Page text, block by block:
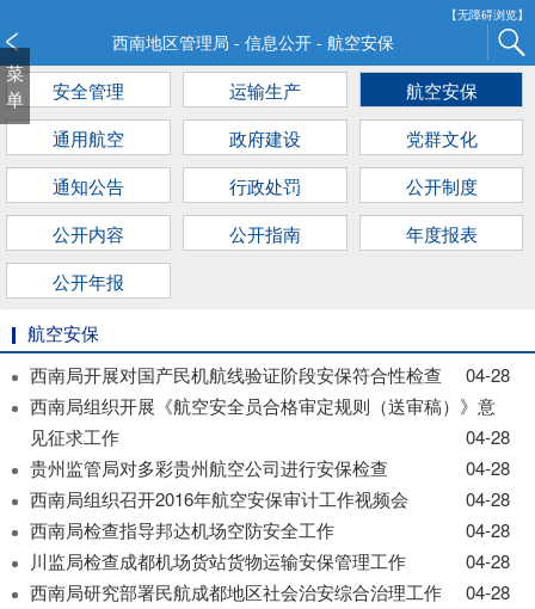
【无障碍浏览】
西南地区管理局 - 信息公开 - 航空安保
菜
单
安全管理 运输生产
航空安保
通用航空
政府建设
党群文化
通知公告
行政处罚
公开制度
公开内容
公开指南
年度报表
公开年报
航空安保
西南局开展对国产民机航线验证阶段安保符合性检查
04-28
西南局组织开展《航空安全员合格审定规则（送审稿）》意
见征求工作
04-28
贵州监管局对多彩贵州航空公司进行安保检查
04-28
西南局组织召开2016年航空安保审计工作视频会
04-28
西南局检查指导邦达机场空防安全工作
04-28
川监局检查成都机场货站货物运输安保管理工作
04-28
西南局研究部署民航成都地区社会治安综合治理工作
04-28
窗
口
打
开
障
碍
说
明
面,
按
Alt
加
波
开
导
盲
模